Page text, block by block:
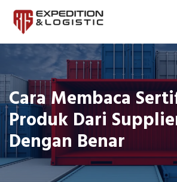
Cara Membaca
Produk Dari
Dengan Benar